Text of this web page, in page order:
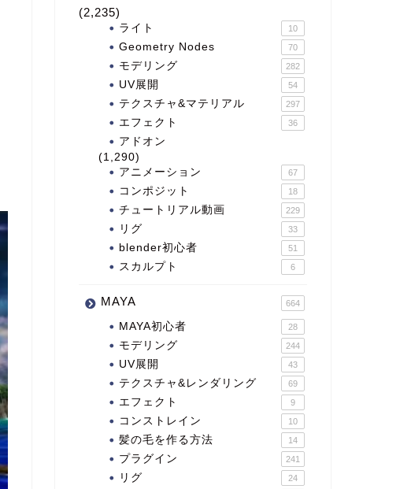
(2,235)
ライト 10
Geometry Nodes 70
モデリング 282
UV展開 54
テクスチャ&マテリアル 297
エフェクト 36
アドオン
(1,290)
アニメーション
67
コンポジット 18
チュートリアル動画 229
リグ 33
blender初心者 51
スカルプト 6
MAYA 664
MAYA初心者 28
モデリング 244
UV展開 43
テクスチャ&レンダリング 69
エフェクト 9
コンストレイン 10
髪の毛を作る方法 14
プラグイン 241
リグ 24